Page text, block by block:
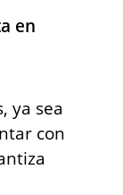
en
ya sea
con